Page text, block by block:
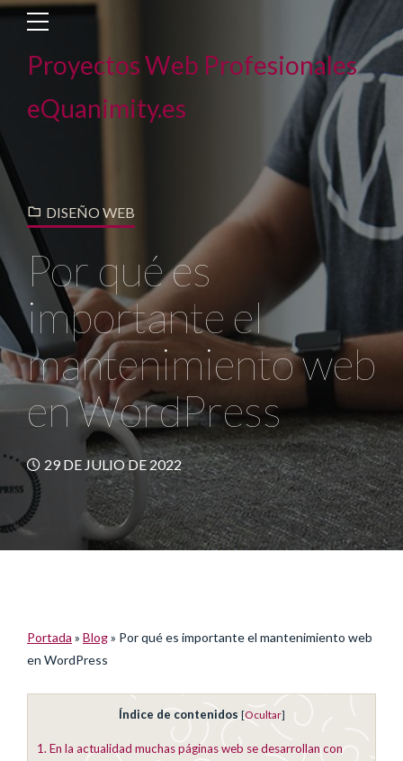
Proyectos Web Profesionales
eQuanimity.es
DISEÑO WEB
Por qué es
importante el
mantenimiento web
en WordPress
29 DE JULIO DE 2022
Portada » Blog» Por qué es importante el mantenimiento web
en WordPress
Índice de contenidos [Ocultar]
1. En la actualidad muchas páginas web se desarrollan con